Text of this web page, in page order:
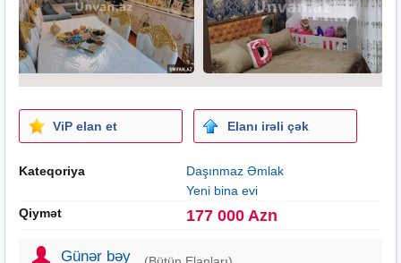
ViP elan et Elanı irəli çək
Kateqoriya
Daşınmaz Əmlak
Yeni bina evi
Qiymət
177 000 Azn
Günər bəy